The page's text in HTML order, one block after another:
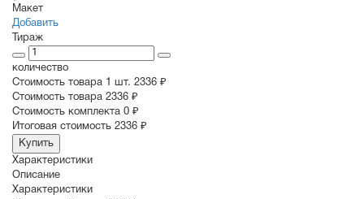
Макет
Добавить
Тираж
количество
Стоимость товара 1 шт. 2336 ₽
Cтоимость товара 2336 ₽
Стоимость комплекта 0 ₽
Итоговая стоимость 2336 ₽
Купить
Характеристики
Описание
Характеристики